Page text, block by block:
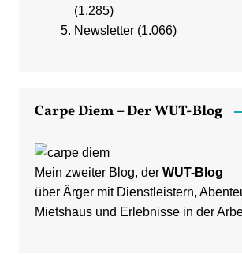
(1.285)
Newsletter (1.066)
Carpe Diem – Der WUT-Blog
Mein zweiter Blog, der WUT-Blog
über Ärger mit Dienstleistern,
Mietshaus und Erlebnisse in der